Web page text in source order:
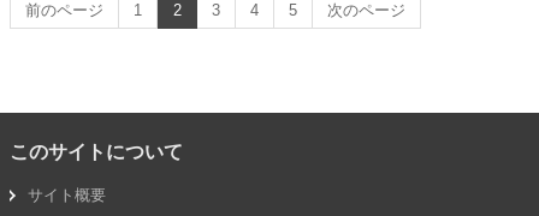
前のページ 1 2 3 4 5 次のページ
このサイトについて
サイト概要